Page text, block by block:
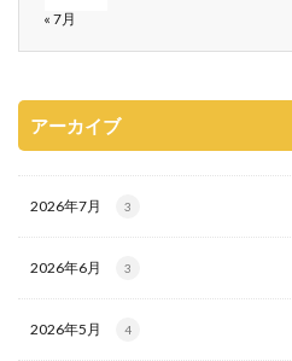
« 7月
アーカイブ
2026年7月 3
2026年6月 3
2026年5月 4